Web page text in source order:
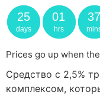
25
days
01
hrs
37
Prices go up when
Средство с 2,5%
комплексом,